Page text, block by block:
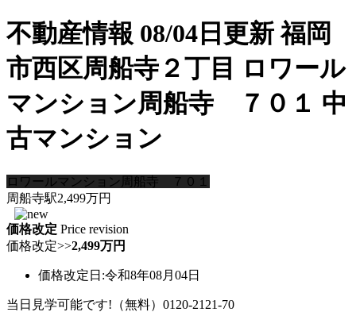
不動産情報 08/04日更新 福岡
市西区周船寺２丁目 ロワール
マンション周船寺 ７０１ 中
古マンション
ロワールマンション周船寺 ７０１
周船寺駅2,499万円
価格改定 Price revision
価格改定>>2,499万円
価格改定日:令和8年08月04日
当日見学可能です!（無料）0120-2121-70